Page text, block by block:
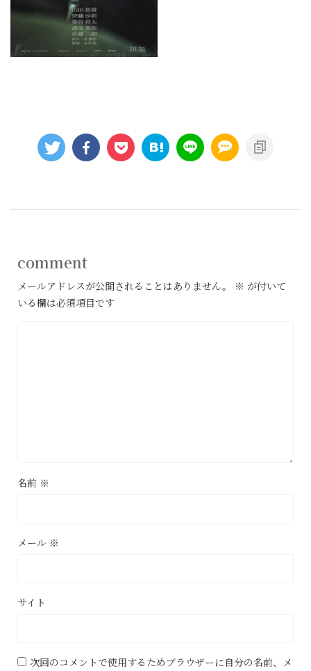
comment
メールアドレスが公開されることはありません。 ※ が付いて
いる欄は必須項目です
名前 ※
メール ※
サイト
次回のコメントで使用するためブラウザーに自分の名前、メ